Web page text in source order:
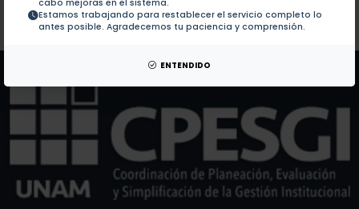
cabo mejoras en el sistema.
Estamos trabajando para restablecer el servicio completo lo
antes posible. Agradecemos tu paciencia y comprensión.
ENTENDIDO
Colaboraciones en Tesis:
No hay tesis de este autor.